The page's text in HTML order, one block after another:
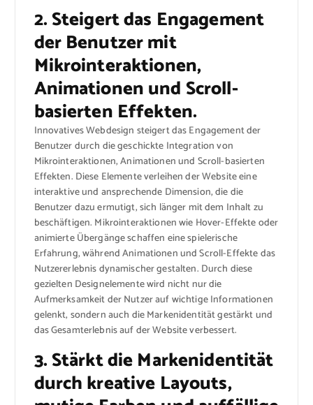
2. Steigert das Engagement
der Benutzer mit
Mikrointeraktionen,
Animationen und Scroll-
basierten Effekten.
Innovatives Webdesign steigert das Engagement der
Benutzer durch die geschickte Integration von
Mikrointeraktionen, Animationen und Scroll-basierten
Effekten. Diese Elemente verleihen der Website eine
interaktive und ansprechende Dimension, die die
Benutzer dazu ermutigt, sich länger mit dem Inhalt zu
beschäftigen. Mikrointeraktionen wie Hover-Effekte oder
animierte Übergänge schaffen eine spielerische
Erfahrung, während Animationen und Scroll-Effekte das
Nutzererlebnis dynamischer gestalten. Durch diese
gezielten Designelemente wird nicht nur die
Aufmerksamkeit der Nutzer auf wichtige Informationen
gelenkt, sondern auch die Markenidentität gestärkt und
das Gesamterlebnis auf der Website verbessert.
3. Stärkt die Markenidentität
durch kreative Layouts,